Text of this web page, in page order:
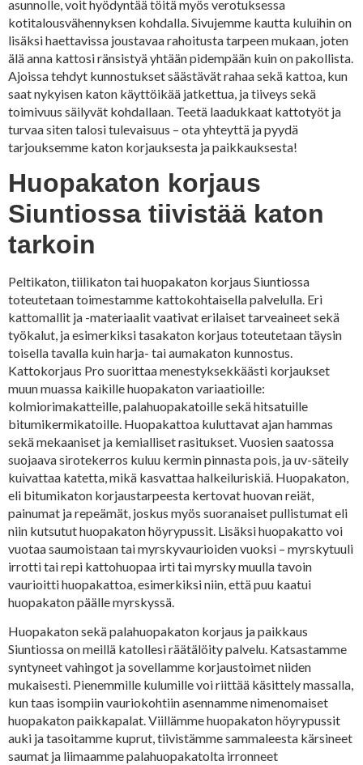
asunnolle, voit hyödyntää töitä myös verotuksessa
kotitalousvähennyksen kohdalla. Sivujemme kautta kuluihin on
lisäksi haettavissa joustavaa rahoitusta tarpeen mukaan, joten
älä anna kattosi ränsistyä yhtään pidempään kuin on pakollista.
Ajoissa tehdyt kunnostukset säästävät rahaa sekä kattoa, kun
saat nykyisen katon käyttöikää jatkettua, ja tiiveys sekä
toimivuus säilyvät kohdallaan. Teetä laadukkaat kattotyöt ja
turvaa siten talosi tulevaisuus – ota yhteyttä ja pyydä
tarjouksemme katon korjauksesta ja paikkauksesta!
Huopakaton korjaus
Siuntiossa tiivistää katon
tarkoin
Peltikaton, tiilikaton tai huopakaton korjaus Siuntiossa
toteutetaan toimestamme kattokohtaisella palvelulla. Eri
kattomallit ja -materiaalit vaativat erilaiset tarveaineet sekä
työkalut, ja esimerkiksi tasakaton korjaus toteutetaan täysin
toisella tavalla kuin harja- tai aumakaton kunnostus.
Kattokorjaus Pro suorittaa menestyksekkäästi korjaukset
muun muassa kaikille huopakaton variaatioille:
kolmiorimakatteille, palahuopakatoille sekä hitsatuille
bitumikermikatoille. Huopakattoa kuluttavat ajan hammas
sekä mekaaniset ja kemialliset rasitukset. Vuosien saatossa
suojaava sirotekerros kuluu kermin pinnasta pois, ja uv-säteily
kuivattaa katetta, mikä kasvattaa halkeiluriskiä. Huopakaton,
eli bitumikaton korjaustarpeesta kertovat huovan reiät,
painumat ja repeämät, joskus myös suoranaiset pullistumat eli
niin kutsutut huopakaton höyrypussit. Lisäksi huopakatto voi
vuotaa saumoistaan tai myrskyvaurioiden vuoksi – myrskytuuli
irrotti tai repi kattohuopaa irti tai myrsky muulla tavoin
vaurioitti huopakattoa, esimerkiksi niin, että puu kaatui
huopakaton päälle myrskyssä.
Huopakaton sekä palahuopakaton korjaus ja paikkaus
Siuntiossa on meillä katollesi räätälöity palvelu. Katsastamme
syntyneet vahingot ja sovellamme korjaustoimet niiden
mukaisesti. Pienemmille kulumille voi riittää käsittely massalla,
kun taas isompiin vauriokohtiin asennamme nimenomaiset
huopakaton paikkapalat. Viillämme huopakaton höyrypussit
auki ja tasoitamme kuprut, tiivistämme sammaleesta kärsineet
saumat ja liimaamme palahuopakatolta irronneet